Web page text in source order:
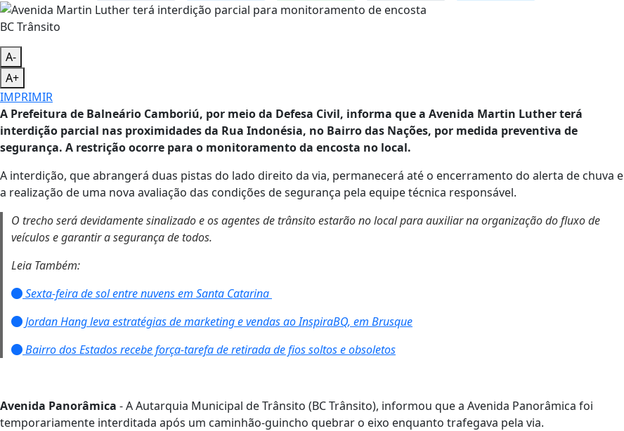
BC Trânsito
A-
A+
IMPRIMIR
A Prefeitura de Balneário Camboriú, por meio da Defesa Civil, informa que a Avenida Martin Luther terá
interdição parcial nas proximidades da Rua Indonésia, no Bairro das Nações, por medida preventiva de
segurança. A restrição ocorre para o monitoramento da encosta no local.
A interdição, que abrangerá duas pistas do lado direito da via, permanecerá até o encerramento do alerta de chuva e
a realização de uma nova avaliação das condições de segurança pela equipe técnica responsável.
O trecho será devidamente sinalizado e os agentes de trânsito estarão no local para auxiliar na organização do fluxo de
veículos e garantir a segurança de todos.
Leia Também:
Sexta-feira de sol entre nuvens em Santa Catarina
Jordan Hang leva estratégias de marketing e vendas ao InspiraBQ, em Brusque
Bairro dos Estados recebe força-tarefa de retirada de fios soltos e obsoletos
Avenida Panorâmica - A Autarquia Municipal de Trânsito (BC Trânsito), informou que a Avenida Panorâmica foi
temporariamente interditada após um caminhão-guincho quebrar o eixo enquanto trafegava pela via.